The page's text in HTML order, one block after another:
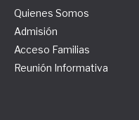
Quienes Somos
Admisión
Acceso Familias
Reunión Informativa